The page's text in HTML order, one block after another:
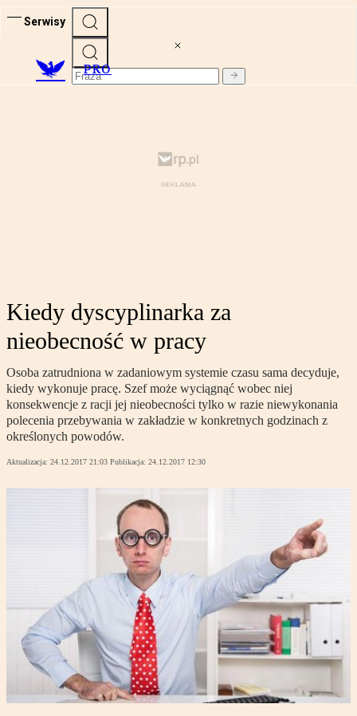
Serwisy
PRO
Kiedy dyscyplinarka za
nieobecność w pracy
Osoba zatrudniona w zadaniowym systemie czasu sama decyduje,
kiedy wykonuje pracę. Szef może wyciągnąć wobec niej
konsekwencje z racji jej nieobecności tylko w razie niewykonania
polecenia przebywania w zakładzie w konkretnych godzinach z
określonych powodów.
Aktualizacja: 24.12.2017 21:03 Publikacja: 24.12.2017 12:30